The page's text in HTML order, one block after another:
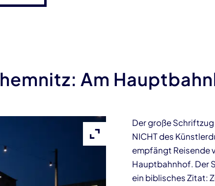
Am
Der große Schriftzug
NICHT des
empfängt Reisende
Hauptbahnhof. Der
ein biblisches Zitat:
Bild vergrößern